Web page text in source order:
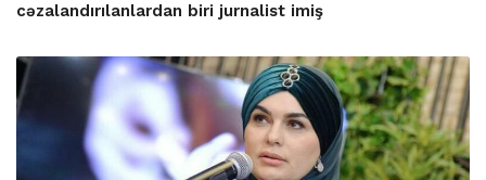
cəzalandırılanlardan biri jurnalist imiş